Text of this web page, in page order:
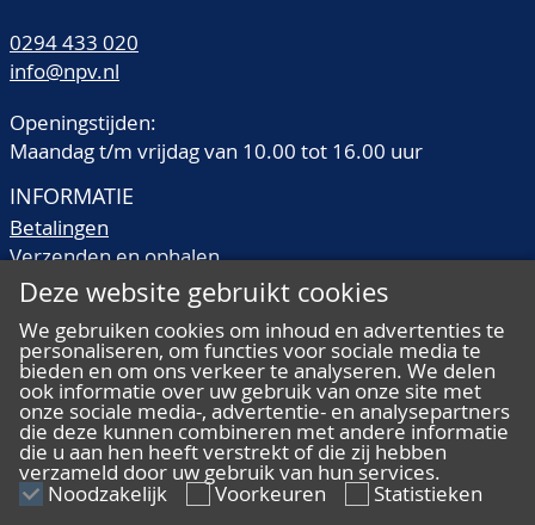
0294 433 020
info@npv.nl
Openingstijden:
Maandag t/m vrijdag van 10.00 tot 16.00 uur
INFORMATIE
Betalingen
Verzenden en ophalen
Veilingtermen
Kwaliteitsomschrijvingen
Veelgestelde vragen
ALGEMEEN
Deze website gebruikt cookies
We gebruiken cookies om inhoud en advertenties te
personaliseren, om functies voor sociale media te
bieden en om ons verkeer te analyseren. We delen
ook informatie over uw gebruik van onze site met
onze sociale media-, advertentie- en analysepartners
die deze kunnen combineren met andere informatie
die u aan hen heeft verstrekt of die zij hebben
verzameld door uw gebruik van hun services.
Noodzakelijk Voorkeuren
Statistieken